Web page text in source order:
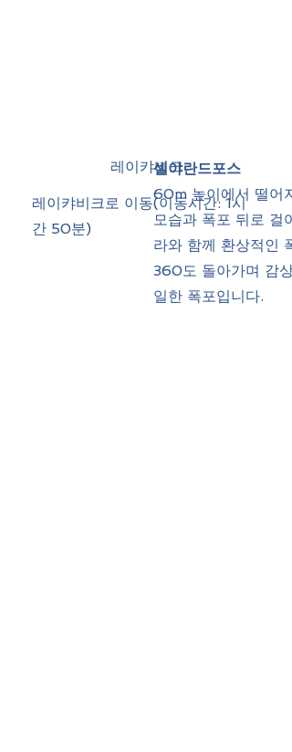
셀야란드포스
60m 높이에서 떨어
모습과 폭포 뒤로 걸
라와 함께 환상적인
360도 돌아가며 감상
일한 폭포입니다.
레이캬비크
레이캬비크로 이동(이동시간: 1시
간 50분)